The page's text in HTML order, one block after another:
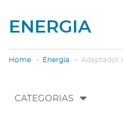
ENERGIA
Home Energia Adaptador
Toggle
CATEGORIAS